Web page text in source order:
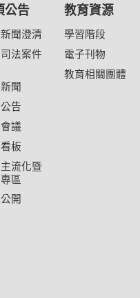
公告
聞澄清
法案件
聞
告
議
板
流化暨
區
開
教育資源
學習階段
電子刊物
教育相關團體